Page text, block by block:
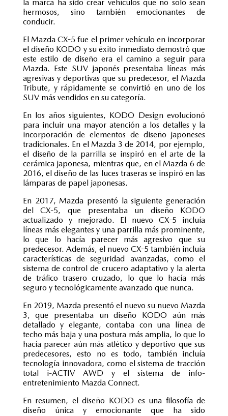
la marca ha sido crear vehículos que no solo sean
hermosos, sino también emocionantes de
conducir.
El Mazda CX-5 fue el primer vehículo en incorporar
el diseño KODO y su éxito inmediato demostró que
este estilo de diseño era el camino a seguir para
Mazda. Este SUV japonés presentaba líneas más
agresivas y deportivas que su predecesor, el Mazda
Tribute, y rápidamente se convirtió en uno de los
SUV más vendidos en su categoría.
En los años siguientes, KODO Design evolucionó
para incluir una mayor atención a los detalles y la
incorporación de elementos de diseño japoneses
tradicionales. En el Mazda 3 de 2014, por ejemplo,
el diseño de la parrilla se inspiró en el arte de la
cerámica japonesa, mientras que, en el Mazda 6 de
2016, el diseño de las luces traseras se inspiró en las
lámparas de papel japonesas.
En 2017, Mazda presentó la siguiente generación
del CX-5, que presentaba un diseño KODO
actualizado y mejorado. El nuevo CX-5 incluía
líneas más elegantes y una parrilla más prominente,
lo que lo hacía parecer más agresivo que su
predecesor. Además, el nuevo CX-5 también incluía
características de seguridad avanzadas, como el
sistema de control de crucero adaptativo y la alerta
de tráfico trasero cruzado, lo que lo hacía más
seguro y tecnológicamente avanzado que nunca.
En 2019, Mazda presentó el nuevo su nuevo Mazda
3, que presentaba un diseño KODO aún más
detallado y elegante, contaba con una línea de
techo más baja y una postura más amplia, lo que lo
hacía parecer aún más atlético y deportivo que sus
predecesores, esto no es todo, también incluía
tecnología innovadora, como el sistema de tracción
total i-ACTIV AWD y el sistema de info-
entretenimiento Mazda Connect.
En resumen, el diseño KODO es una filosofía de
diseño única y emocionante que ha sido